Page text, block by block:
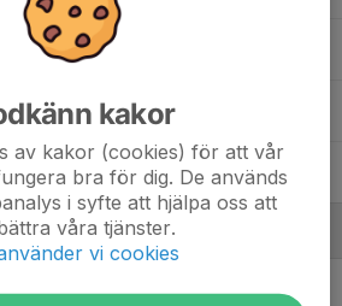
Persson
Tränare
kakor
av kakor (cookies) för att vår
bra för dig. De används
i syfte att hjälpa oss att
våra tjänster.
vi cookies